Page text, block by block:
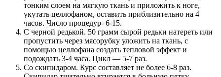
тонким слоем на мягкую ткань и приложить к ноге,
укутать целлофаном, оставить приблизительно на 4
часов. Число процедур- 6-15.
С черной редькой. 50 грамм сырой редьки натереть или
пропустить через мясорубку уложить на ткань, с
помощью целлофана создать тепловой эффект и
подождать 3-4 часа. Цикл — 5-7 раз.
Со скипидаром. Курс составляет не более 6-8 раз.